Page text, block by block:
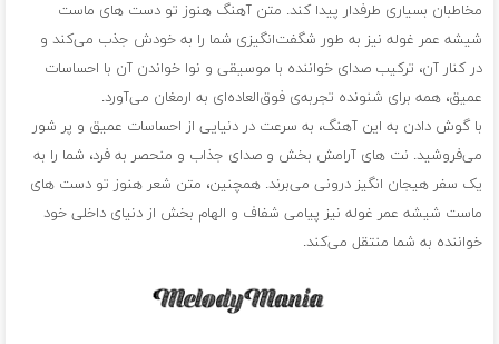
مخاطبان بسیاری طرفدار پیدا کند. متن آهنگ هنوز تو دست های ماست
شیشه عمر غوله نیز به طور شگفت‌انگیزی شما را به خودش جذب می‌کند و
در کنار آن، ترکیب صدای خواننده با موسیقی و نوا خواندن آن با احساسات
عمیق، همه برای شنونده تجربه‌ی فوق‌العاده‌ای به ارمغان می‌آورد.
با گوش دادن به این آهنگ، به سرعت در دنیایی از احساسات عمیق و پر شور
می‌فروشید. نت های آرامش بخش و صدای جذاب و منحصر به فرد، شما را به
یک سفر هیجان انگیز درونی می‌برند. همچنین، متن شعر هنوز تو دست های
ماست شیشه عمر غوله نیز پیامی شفاف و الهام بخش از دنیای داخلی خود
خواننده به شما منتقل می‌کند.